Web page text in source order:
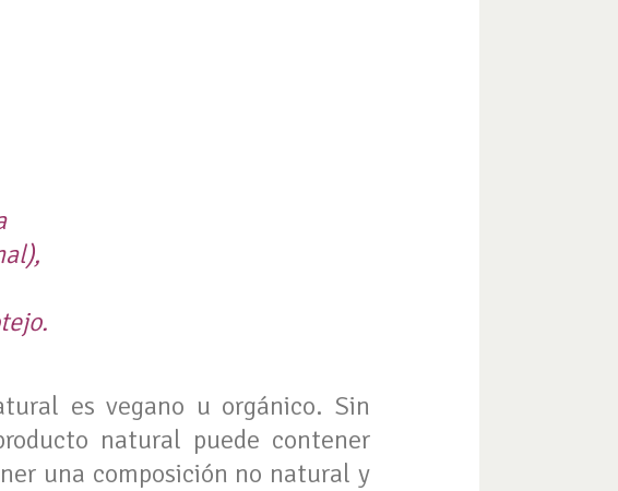
es vegano u orgánico. Sin
natural puede contener
una composición no natural y